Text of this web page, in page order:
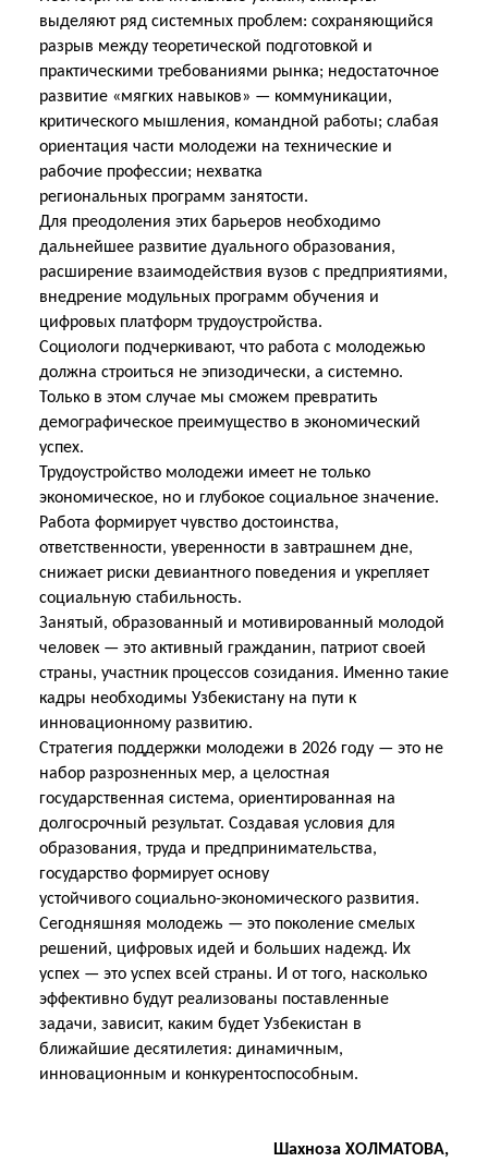
выделяют ряд системных проблем: сохраняющийся
разрыв между теоретической подготовкой и
практическими требованиями рынка; недостаточное
развитие «мягких навыков» — коммуникации,
критического мышления, командной работы; слабая
ориентация части молодежи на технические и
рабочие профессии; нехватка
региональных программ занятости.
Для преодоления этих барьеров необходимо
дальнейшее развитие дуального образования,
расширение взаимодействия вузов с предприятиями,
внедрение модульных программ обучения и
цифровых платформ трудоустройства.
Социологи подчеркивают, что работа с молодежью
должна строиться не эпизодически, а системно.
Только в этом случае мы сможем превратить
демографическое преимущество в экономический
успех.
Трудоустройство молодежи имеет не только
экономическое, но и глубокое социальное значение.
Работа формирует чувство достоинства,
ответственности, уверенности в завтрашнем дне,
снижает риски девиантного поведения и укрепляет
социальную стабильность.
Занятый, образованный и мотивированный молодой
человек — это активный гражданин, патриот своей
страны, участник процессов созидания. Именно такие
кадры необходимы Узбекистану на пути к
инновационному развитию.
Стратегия поддержки молодежи в 2026 году — это не
набор разрозненных мер, а целостная
государственная система, ориентированная на
долгосрочный результат. Создавая условия для
образования, труда и предпринимательства,
государство формирует основу
устойчивого социально-экономического развития.
Сегодняшняя молодежь — это поколение смелых
решений, цифровых идей и больших надежд. Их
успех — это успех всей страны. И от того, насколько
эффективно будут реализованы поставленные
задачи, зависит, каким будет Узбекистан в
ближайшие десятилетия: динамичным,
инновационным и конкурентоспособным.
Шахноза ХОЛМАТОВА,